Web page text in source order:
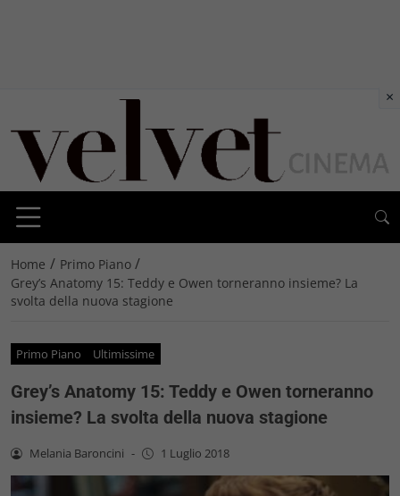
Home / Primo Piano /
Grey’s Anatomy 15: Teddy e Owen torneranno insieme? La
svolta della nuova stagione
Primo Piano Ultimissime
Grey’s Anatomy 15: Teddy e Owen torneranno
insieme? La svolta della nuova stagione
Melania Baroncini - 1 Luglio 2018
×